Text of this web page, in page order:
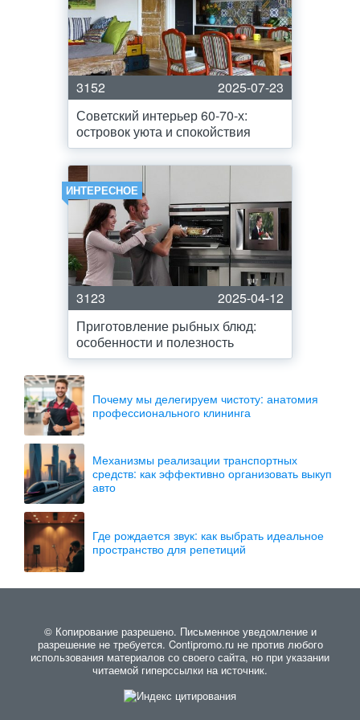
3152
2025-07-23
Советский интерьер 60-70-х:
островок уюта и спокойствия
ИНТЕРЕСНОЕ
3123
2025-04-12
Приготовление рыбных блюд:
особенности и полезность
Почему мы делегируем чистоту: анатомия
профессионального клининга
Механизмы реализации транспортных
средств: как эффективно организовать выкуп
авто
Где рождается звук: как выбрать идеальное
пространство для репетиций
© Копирование разрешено. Письменное уведомление и
разрешение не требуется. Contipromo.ru не против любого
использования материалов со своего сайта, но при указании
читаемой гиперссылки на источник.